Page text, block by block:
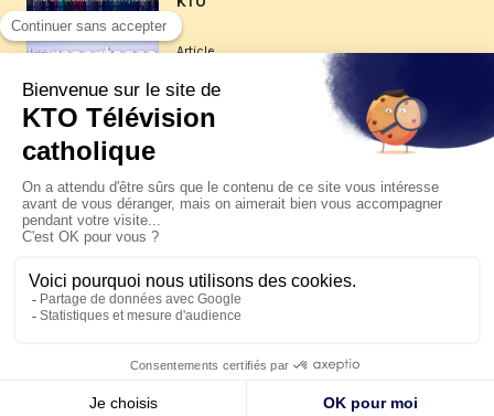
Article
Les reportages d'été 2026 de KTO
La visite pastorale du pape Léon
XIV à Assise à suivre sur KTO le
jeudi 6 août
Le pape en Uruguay, Argentine et
Pérou du 6 au 17 novembre 2026
© KTO 2026 — Mentions légales